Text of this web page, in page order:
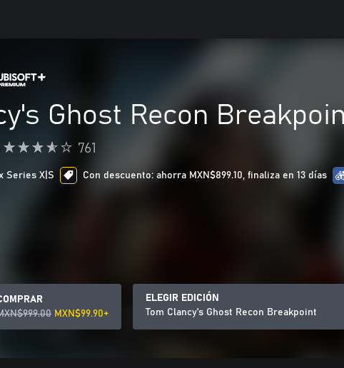
Ghost Recon
761
Series X|S Con descuento: ahorra MXN$899.10, finaliza en 13 días
MXN$99.90+
ELEGIR EDICIÓN
Tom Clancy's Ghost Recon Breakpoint